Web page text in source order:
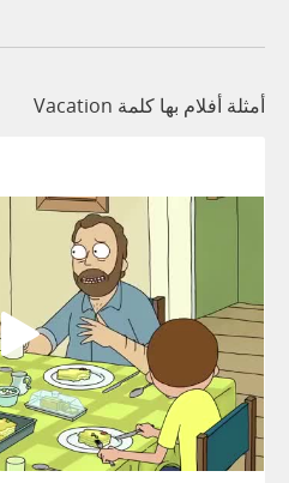
أمثلة أفلام بها كلمة Vacation